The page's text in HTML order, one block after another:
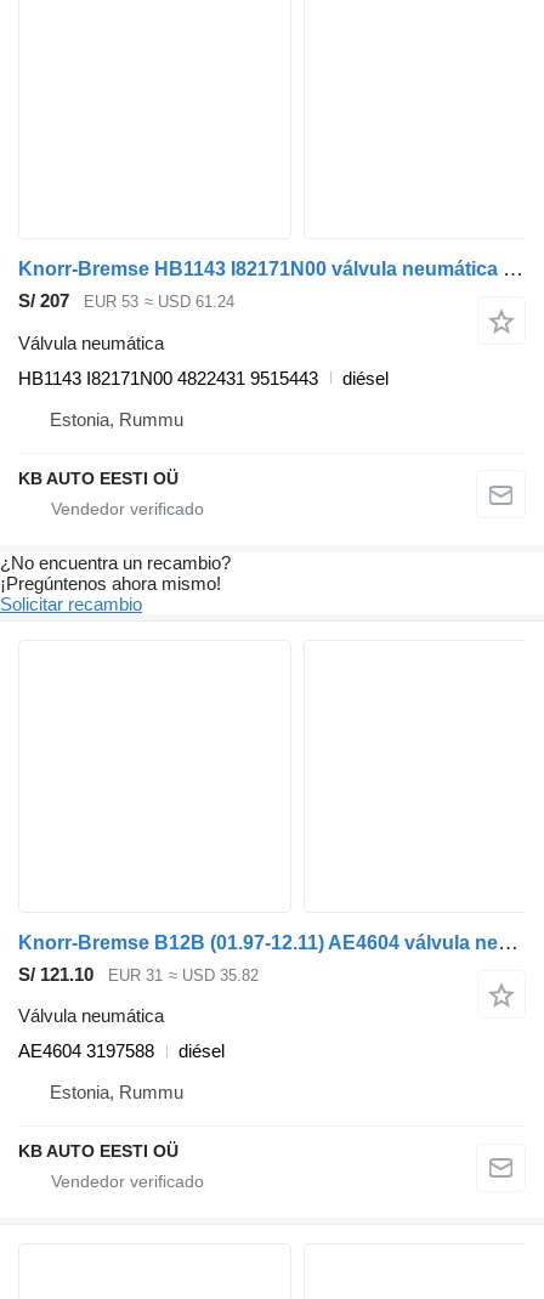
Knorr-Bremse HB1143 I82171N00 válvula neumática para Volvo B6, B7, B9, B10, B12 bus (1978-2011) autobús
S/ 207 EUR 53 ≈ USD 61.24
Válvula neumática
HB1143 I82171N00 4822431 9515443
diésel
Estonia, Rummu
KB AUTO EESTI OÜ
¿No encuentra un recambio?
¡Pregúntenos ahora mismo!
Solicitar recambio
Knorr-Bremse B12B (01.97-12.11) AE4604 válvula neumática para Volvo B6, B7, B9, B10, B12 bus (1978-2011) autobús
S/ 121.10 EUR 31 ≈ USD 35.82
Válvula neumática
AE4604 3197588
diésel
Estonia, Rummu
KB AUTO EESTI OÜ